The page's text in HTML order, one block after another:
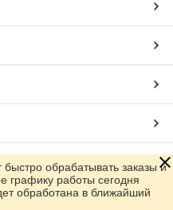
Prom.uaобрабатывать заказы и
графику работы сегодня
обработана в ближайший